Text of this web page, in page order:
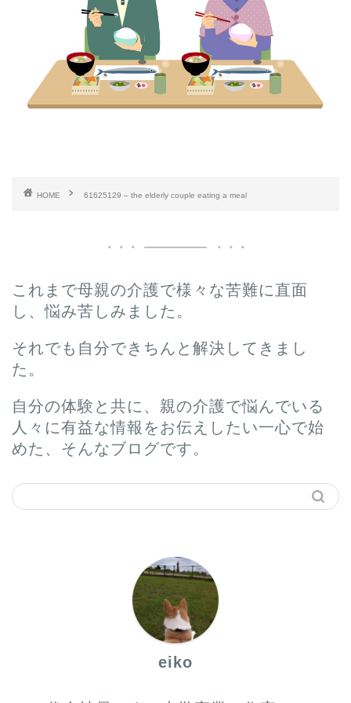
HOME 61625129 – the elderly couple eating a meal
これまで母親の介護で様々な苦難に直面
し、悩み苦しみました。
それでも自分できちんと解決してきまし
た。
自分の体験と共に、親の介護で悩んでいる
人々に有益な情報をお伝えしたい一心で始
めた、そんなブログです。
eiko
プロフィール